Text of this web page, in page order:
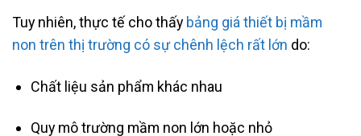
Tuy nhiên, thực tế cho thấy bảng giá thiết bị mầm
non trên thị trường có sự chênh lệch rất lớn do:
Chất liệu sản phẩm khác nhau
Quy mô trường mầm non lớn hoặc nhỏ